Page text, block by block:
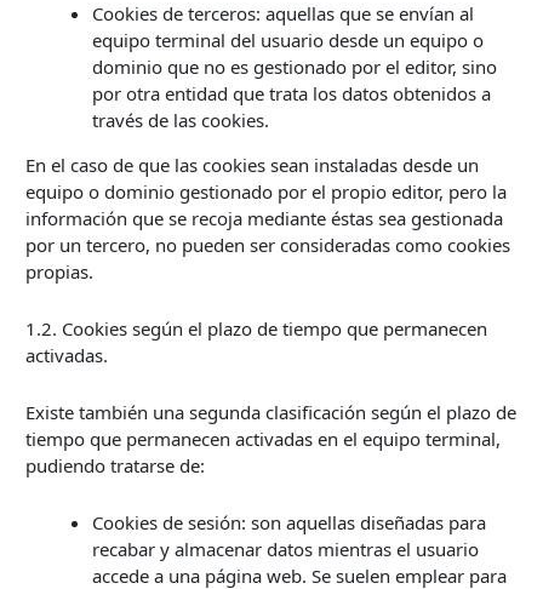
Cookies de terceros: aquellas que se envían al
equipo terminal del usuario desde un equipo o
dominio que no es gestionado por el editor, sino
por otra entidad que trata los datos obtenidos a
través de las cookies.
En el caso de que las cookies sean instaladas desde un
equipo o dominio gestionado por el propio editor, pero la
información que se recoja mediante éstas sea gestionada
por un tercero, no pueden ser consideradas como cookies
propias.
1.2. Cookies según el plazo de tiempo que permanecen
activadas.
Existe también una segunda clasificación según el plazo de
tiempo que permanecen activadas en el equipo terminal,
pudiendo tratarse de:
Cookies de sesión: son aquellas diseñadas para
recabar y almacenar datos mientras el usuario
accede a una página web. Se suelen emplear para